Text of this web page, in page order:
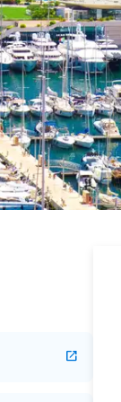
open_in_new